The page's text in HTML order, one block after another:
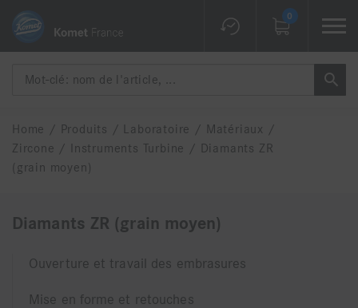
0
Home / Produits / Laboratoire / Matériaux
/
Zircone / Instruments Turbine /
Diamants ZR
(grain moyen)
Diamants ZR (grain moyen)
Ouverture et travail des embrasures
Mise en forme et retouches